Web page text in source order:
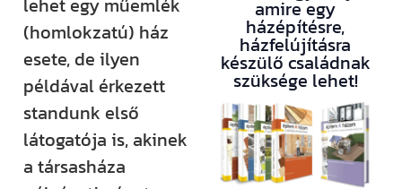
lehet egy műemlék
(homlokzatú) ház
esete, de ilyen
példával érkezett
standunk első
látogatója is, akinek
a társasháza
amire egy
házépítésre,
házfelújításra
készülő családnak
szüksége lehet!